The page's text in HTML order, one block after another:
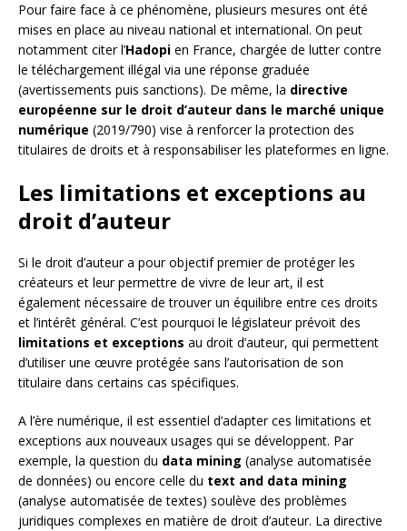
Pour faire face à ce phénomène, plusieurs mesures ont été
mises en place au niveau national et international. On peut
notamment citer l’Hadopi en France, chargée de lutter contre
le téléchargement illégal via une réponse graduée
(avertissements puis sanctions). De même, la directive
européenne sur le droit d’auteur dans le marché unique
numérique (2019/790) vise à renforcer la protection des
titulaires de droits et à responsabiliser les plateformes en ligne.
Les limitations et exceptions au
droit d’auteur
Si le droit d’auteur a pour objectif premier de protéger les
créateurs et leur permettre de vivre de leur art, il est
également nécessaire de trouver un équilibre entre ces droits
et l’intérêt général. C’est pourquoi le législateur prévoit des
limitations et exceptions au droit d’auteur, qui permettent
d’utiliser une œuvre protégée sans l’autorisation de son
titulaire dans certains cas spécifiques.
A l’ère numérique, il est essentiel d’adapter ces limitations et
exceptions aux nouveaux usages qui se développent. Par
exemple, la question du data mining (analyse automatisée
de données) ou encore celle du text and data mining
(analyse automatisée de textes) soulève des problèmes
juridiques complexes en matière de droit d’auteur. La directive